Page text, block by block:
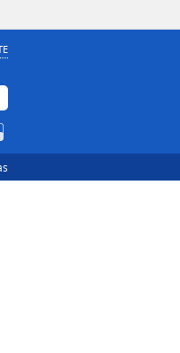
Buscar no portal